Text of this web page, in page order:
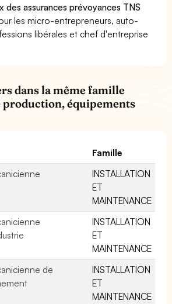
des assurances prévoyances TNS
les micro-entrepreneurs, auto-
libérales et chef d'entreprise
dans la même famille
production, équipements
Famille
INSTALLATION
ET
MAINTENANCE
INSTALLATION
ET
MAINTENANCE
de
INSTALLATION
ET
MAINTENANCE